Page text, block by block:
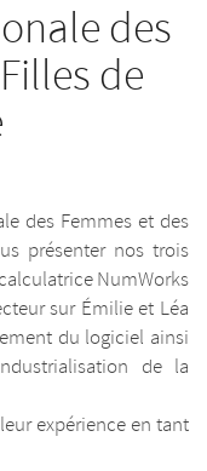
des
de
des Femmes et des
présenter nos trois
NumWorks
sur Émilie et Léa
du logiciel ainsi
de la
expérience en tant